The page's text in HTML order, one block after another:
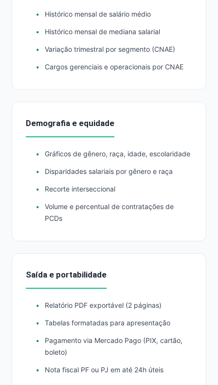
Histórico mensal de salário médio
Histórico mensal de mediana salarial
Variação trimestral por segmento (CNAE)
Cargos gerenciais e operacionais por CNAE
Demografia e equidade
Gráficos de gênero, raça, idade, escolaridade
Disparidades salariais por gênero e raça
Recorte interseccional
Volume e percentual de contratações de
PCDs
Saída e portabilidade
Relatório PDF exportável (2 páginas)
Tabelas formatadas para apresentação
Pagamento via Mercado Pago (PIX, cartão,
boleto)
Nota fiscal PF ou PJ em até 24h úteis